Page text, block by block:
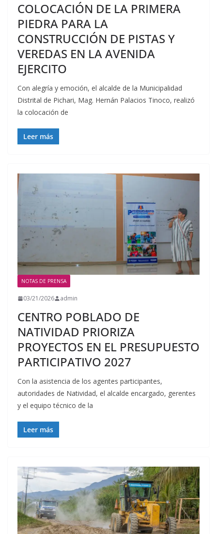
COLOCACIÓN DE LA PRIMERA
PIEDRA PARA LA
CONSTRUCCIÓN DE PISTAS Y
VEREDAS EN LA AVENIDA
EJERCITO
Con alegría y emoción, el alcalde de la Municipalidad
Distrital de Pichari, Mag. Hernán Palacios Tinoco, realizó
la colocación de
Leer más
NOTAS DE PRENSA
03/21/2026 admin
CENTRO POBLADO DE
NATIVIDAD PRIORIZA
PROYECTOS EN EL PRESUPUESTO
PARTICIPATIVO 2027
Con la asistencia de los agentes participantes,
autoridades de Natividad, el alcalde encargado, gerentes
y el equipo técnico de la
Leer más